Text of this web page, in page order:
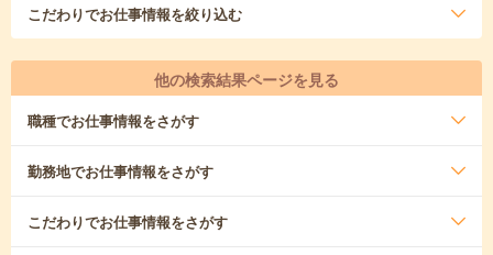
こだわりでお仕事情報を絞り込む
他の検索結果ページを見る
職種でお仕事情報をさがす
勤務地でお仕事情報をさがす
こだわりでお仕事情報をさがす